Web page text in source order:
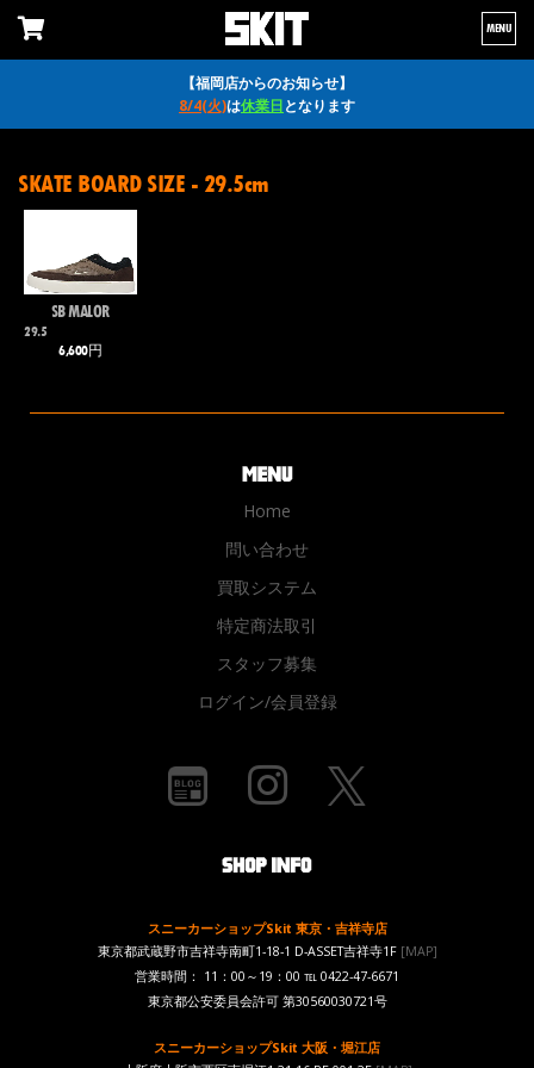
【福岡店からのお知らせ】
8/4(火)は休業日となります
MENU
SKATE BOARD SIZE - 29.5cm
SB MALOR
29.5
6,600円
Home
問い合わせ
買取システム
特定商法取引
スタッフ募集
ログイン/会員登録
スニーカーショップSkit 東京・吉祥寺店
東京都武蔵野市吉祥寺南町1-18-1 D-ASSET吉祥寺1F [MAP]
営業時間： 11：00～19：00 ℡ 0422-47-6671
東京都公安委員会許可 第30560030721号
スニーカーショップSkit 大阪・堀江店